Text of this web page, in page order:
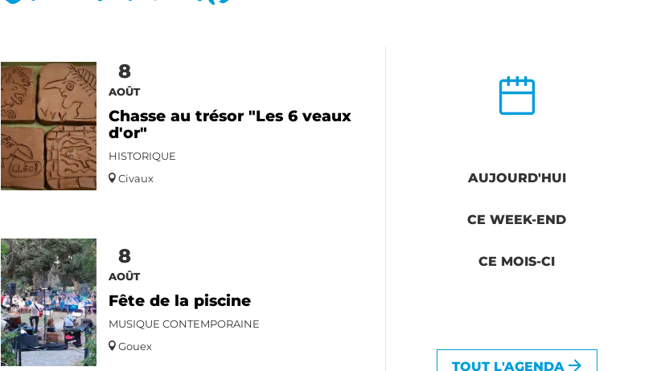
8
AOÛT
Chasse au trésor "Les 6 veaux
d'or"
HISTORIQUE
Civaux
8
AOÛT
Fête de la piscine
MUSIQUE CONTEMPORAINE
Gouex
AUJOURD'HUI
CE WEEK-END
CE MOIS-CI
TOUT L'AGENDA